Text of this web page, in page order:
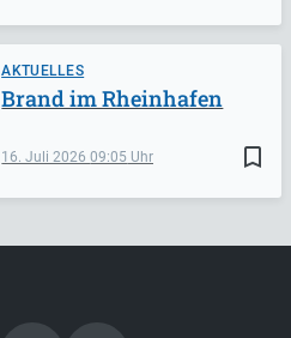
AKTUELLES
bookmark_border
16. Juli 202609:05
Brand im Rheinhafen